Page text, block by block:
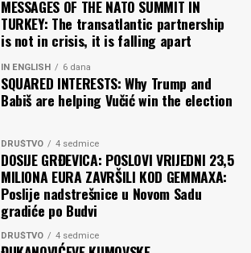
MESSAGES OF THE NATO SUMMIT IN
TURKEY: The transatlantic partnership
is not in crisis, it is falling apart
IN ENGLISH 6 dana
SQUARED INTERESTS: Why Trump and
Babiš are helping Vučić win the election
DRUŠTVO 4 sedmice
DOSIJE GRĐEVICA: POSLOVI VRIJEDNI 23,5
MILIONA EURA ZAVRŠILI KOD GEMMAXA:
Poslije nadstrešnice u Novom Sadu
gradiće po Budvi
DRUŠTVO 4 sedmice